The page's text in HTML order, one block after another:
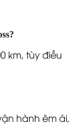
km, tùy điều
hành êm ái,